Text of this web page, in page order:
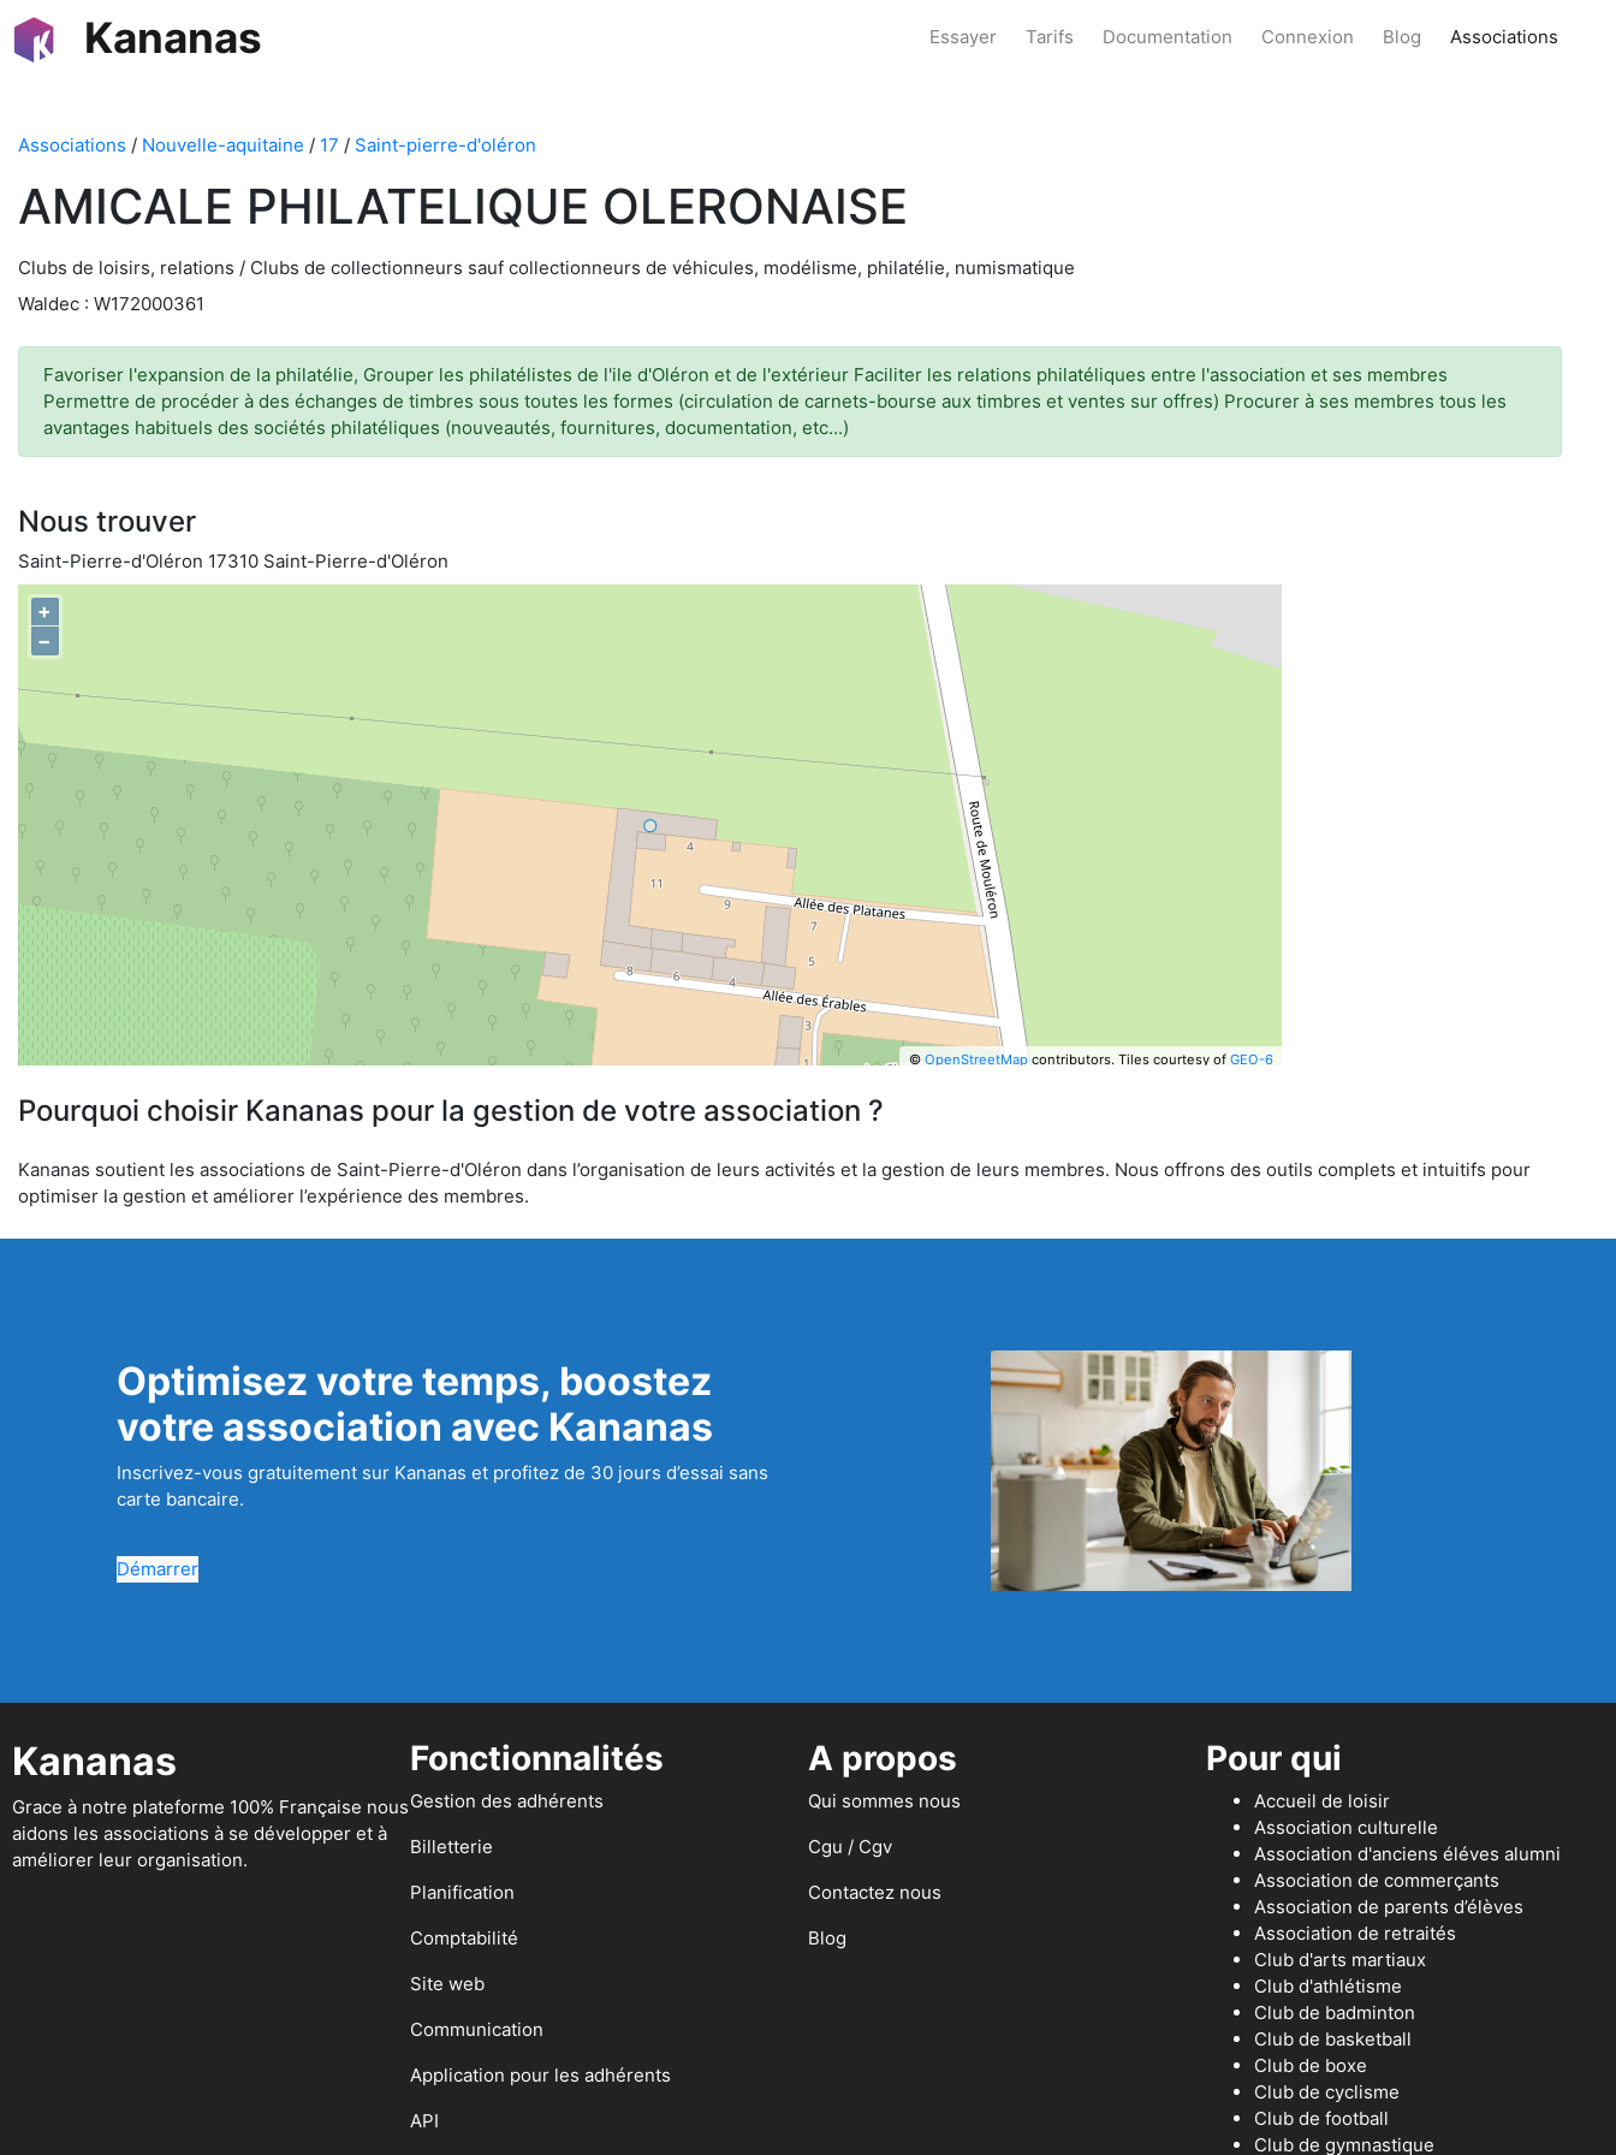
Kananas Essayer Tarifs Documentation Connexion Blog Associations
Associations / Nouvelle-aquitaine / 17 / Saint-pierre-d'oléron
AMICALE PHILATELIQUE OLERONAISE
Clubs de loisirs, relations / Clubs de collectionneurs sauf collectionneurs de véhicules, modélisme, philatélie, numismatique
Waldec : W172000361
Favoriser l'expansion de la philatélie, Grouper les philatélistes de l'ile d'Oléron et de l'extérieur Faciliter les relations philatéliques entre l'association et ses membres
Permettre de procéder à des échanges de timbres sous toutes les formes (circulation de carnets-bourse aux timbres et ventes sur offres) Procurer à ses membres tous les
avantages habituels des sociétés philatéliques (nouveautés, fournitures, documentation, etc...)
Nous trouver
Saint-Pierre-d'Oléron 17310 Saint-Pierre-d'Oléron
+
−
© OpenStreetMapcontributors. Tiles courtesy of GEO-6
Pourquoi choisir Kananas pour la gestion de votre association ?
Kananas soutient les associations de Saint-Pierre-d'Oléron dans l’organisation de leurs activités et la gestion de leurs membres. Nous offrons des outils complets et intuitifs pour
optimiser la gestion et améliorer l’expérience des membres.
Optimisez votre temps, boostez
votre association avec Kananas
Inscrivez-vous gratuitement sur Kananas et profitez de 30 jours d’essai sans
carte bancaire.
Démarrer
Kananas
Grace à notre plateforme 100% Française nous
aidons les associations à se développer et à
améliorer leur organisation.
Fonctionnalités
Gestion des adhérents
Billetterie
Planification
Comptabilité
Site web
Communication
Application pour les adhérents
API
A propos
Qui sommes nous
Cgu / Cgv
Contactez nous
Blog
Pour qui
Accueil de loisir
Association culturelle
Association d'anciens éléves alumni
Association de commerçants
Association de parents d’élèves
Association de retraités
Club d'arts martiaux
Club d'athlétisme
Club de badminton
Club de basketball
Club de boxe
Club de cyclisme
Club de football
Club de gymnastique